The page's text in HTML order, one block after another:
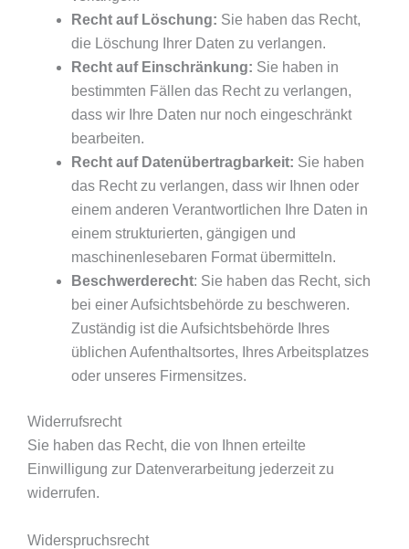
Recht auf Löschung: Sie haben das Recht,
die Löschung Ihrer Daten zu verlangen.
Recht auf Einschränkung: Sie haben in
bestimmten Fällen das Recht zu verlangen,
dass wir Ihre Daten nur noch eingeschränkt
bearbeiten.
Recht auf Datenübertragbarkeit: Sie haben
das Recht zu verlangen, dass wir Ihnen oder
einem anderen Verantwortlichen Ihre Daten in
einem strukturierten, gängigen und
maschinenlesebaren Format übermitteln.
Beschwerderecht: Sie haben das Recht, sich
bei einer Aufsichtsbehörde zu beschweren.
Zuständig ist die Aufsichtsbehörde Ihres
üblichen Aufenthaltsortes, Ihres Arbeitsplatzes
oder unseres Firmensitzes.
Widerrufsrecht
Sie haben das Recht, die von Ihnen erteilte
Einwilligung zur Datenverarbeitung jederzeit zu
widerrufen.
Widerspruchsrecht